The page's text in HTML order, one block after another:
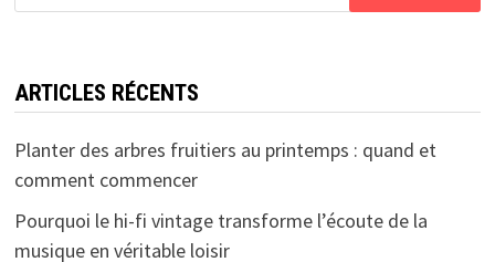
ARTICLES RÉCENTS
Planter des arbres fruitiers au printemps : quand et
comment commencer
Pourquoi le hi-fi vintage transforme l’écoute de la
musique en véritable loisir